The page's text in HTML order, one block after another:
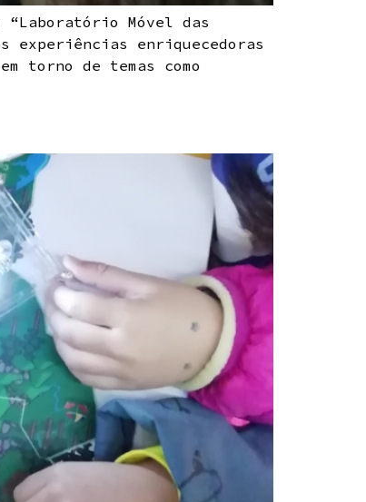
Móvel das
experiências enriquecedoras
torno de temas como